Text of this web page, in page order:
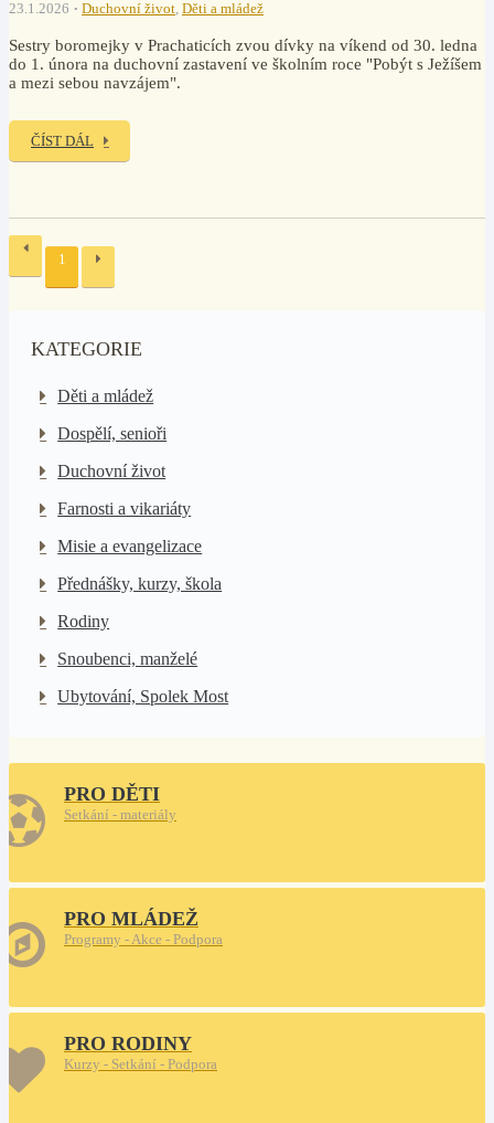
23.1.2026 Duchovní život, Děti a mládež
Sestry boromejky v Prachaticích zvou dívky na víkend od 30. ledna
do 1. února na duchovní zastavení ve školním roce "Pobýt s Ježíšem
a mezi sebou navzájem".
ČÍST DÁL
1
KATEGORIE
Děti a mládež
Dospělí, senioři
Duchovní život
Farnosti a vikariáty
Misie a evangelizace
Přednášky, kurzy, škola
Rodiny
Snoubenci, manželé
Ubytování, Spolek Most
PRO DĚTI
Setkání - materiály
PRO MLÁDEŽ
Programy - Akce - Podpora
PRO RODINY
Kurzy - Setkání - Podpora